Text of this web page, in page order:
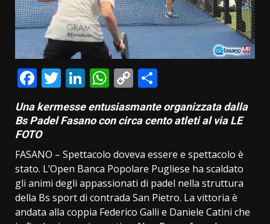
Facebook
Twitter
LinkedIn
WhatsApp
Copy
Link
Una kermesse entusiasmante organizzata dalla
Bs Padel Fasano con circa cento atleti al via LE
FOTO
FASANO – Spettacolo doveva essere e spettacolo è
stato. L’Open Banca Popolare Pugliese ha scaldato
gli animi degli appassionati di padel nella struttura
della Bs sport di contrada San Pietro. La vittoria è
andata alla coppia Federico Galli e Daniele Catini che